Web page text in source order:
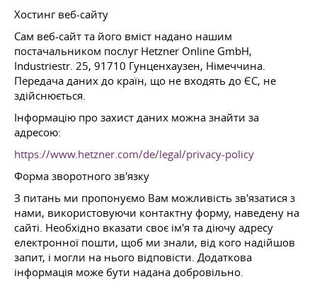
Хостинг веб-сайту
Сам веб-сайт та його вміст надано нашим
постачальником послуг Hetzner Online GmbH,
Industriestr. 25, 91710 Гунценхаузен, Німеччина.
Передача даних до країн, що не входять до ЄС, не
здійснюється.
Інформацію про захист даних можна знайти за
адресою:
https://www.hetzner.com/de/legal/privacy-policy
Форма зворотного зв'язку
З питань ми пропонуємо Вам можливість зв'язатися з
нами, використовуючи контактну форму, наведену на
сайті. Необхідно вказати своє ім'я та діючу адресу
електронної пошти, щоб ми знали, від кого надійшов
запит, і могли на нього відповісти. Додаткова
інформація може бути надана добровільно.